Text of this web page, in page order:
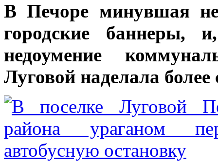
В Печоре минувшая
городские баннеры,
недоумение
Луговой наделала